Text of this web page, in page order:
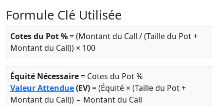
Formule Clé Utilisée
Cotes du Pot %= (Montant du Call / (Taille du Pot +
Montant du Call)) × 100
Équité Nécessaire= Cotes du Pot %
Valeur Attendue(EV)= (Équité × (Taille du Pot +
Montant du Call)) − Montant du Call